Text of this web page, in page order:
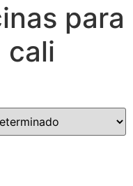
para
cali